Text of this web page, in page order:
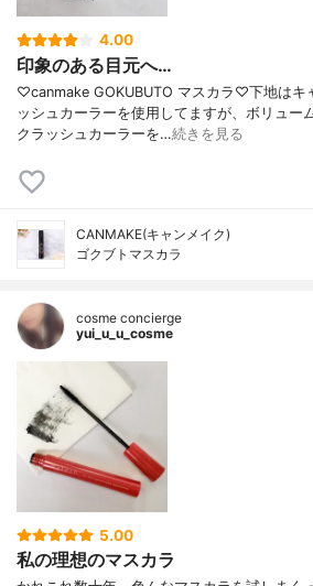
4.00
印象のある目元へ…
♡canmake GOKUBUTO マスカラ♡下地はキ
ッシュカーラーを使用してますが、ボリュー
クラッシュカーラーを…続きを見る
CANMAKE(キャンメイク)
ゴクブトマスカラ
cosme concierge
yui_u_u_cosme
5.00
私の理想のマスカラ